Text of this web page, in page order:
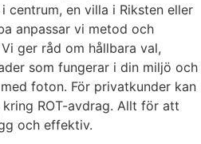
centrum, en villa i Riksten eller
anpassar vi metod och
ger råd om hållbara val,
som fungerar i din miljö och
foton. För privatkunder kan
ROT-avdrag. Allt för att
och effektiv.